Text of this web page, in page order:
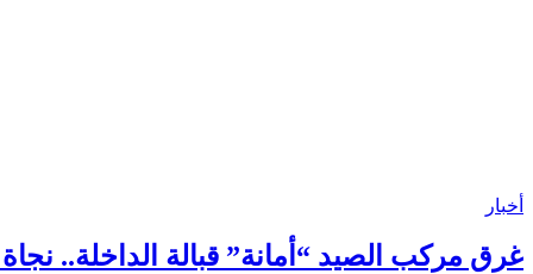
أخبار
غرق مركب الصيد “أمانة” قبالة الداخلة.. نجاة 18 بحارًا واستنفار واسع لكشف ملابسات الحادث